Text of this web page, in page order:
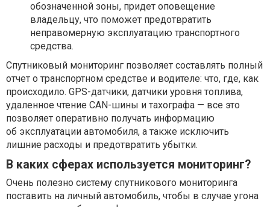
обозначенной зоны, придет оповещение
владельцу, что поможет предотвратить
неправомерную эксплуатацию транспортного
средства.
Спутниковый мониторинг позволяет составлять полный
отчет о транспортном средстве и водителе: что, где, как
происходило. GPS-датчики, датчики уровня топлива,
удаленное чтение CAN-шины и тахографа — все это
позволяет оперативно получать информацию
об эксплуатации автомобиля, а также исключить
лишние расходы и предотвратить убытки.
В каких сферах используется мониторинг?
Очень полезно систему спутникового мониторинга
поставить на личный автомобиль, чтобы в случае угона